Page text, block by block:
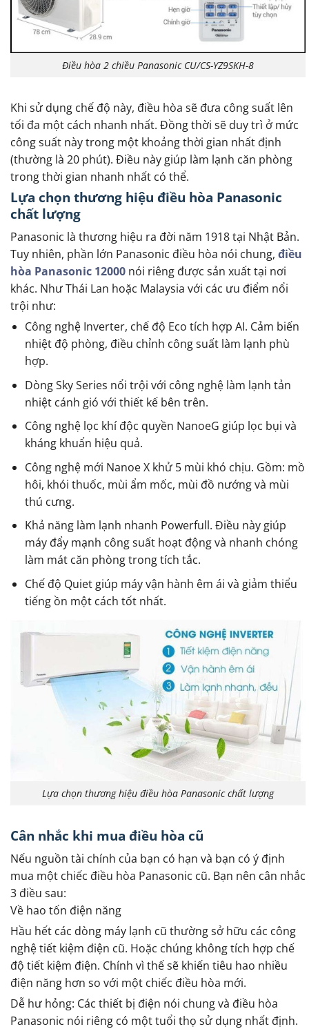
Điều hòa 2 chiều Panasonic CU/CS-YZ9SKH-8
Khi sử dụng chế độ này, điều hòa sẽ đưa công suất lên
tối đa một cách nhanh nhất. Đồng thời sẽ duy trì ở mức
công suất này trong một khoảng thời gian nhất định
(thường là 20 phút). Điều này giúp làm lạnh căn phòng
trong thời gian nhanh nhất có thể.
Lựa chọn thương hiệu điều hòa Panasonic
chất lượng
Panasonic là thương hiệu ra đời năm 1918 tại Nhật Bản.
Tuy nhiên, phần lớn Panasonic điều hòa nói chung, điều
hòa Panasonic 12000 nói riêng được sản xuất tại nơi
khác. Như Thái Lan hoặc Malaysia với các ưu điểm nổi
trội như:
Công nghệ Inverter, chế độ Eco tích hợp AI. Cảm biến
nhiệt độ phòng, điều chỉnh công suất làm lạnh phù
hợp.
Dòng Sky Series nổi trội với công nghệ làm lạnh tản
nhiệt cánh gió với thiết kế bên trên.
Công nghệ lọc khí độc quyền NanoeG giúp lọc bụi và
kháng khuẩn hiệu quả.
Công nghệ mới Nanoe X khử 5 mùi khó chịu. Gồm: mồ
hôi, khói thuốc, mùi ẩm mốc, mùi đồ nướng và mùi
thú cưng.
Khả năng làm lạnh nhanh Powerfull. Điều này giúp
máy đẩy mạnh công suất hoạt động và nhanh chóng
làm mát căn phòng trong tích tắc.
Chế độ Quiet giúp máy vận hành êm ái và giảm thiểu
tiếng ồn một cách tốt nhất.
Lựa chọn thương hiệu điều hòa Panasonic chất lượng
Cân nhắc khi mua điều hòa cũ
Nếu nguồn tài chính của bạn có hạn và bạn có ý định
mua một chiếc điều hòa Panasonic cũ. Bạn nên cân nhắc
3 điều sau:
Về hao tốn điện năng
Hầu hết các dòng máy lạnh cũ thường sở hữu các công
nghệ tiết kiệm điện cũ. Hoặc chúng không tích hợp chế
độ tiết kiệm điện. Chính vì thế sẽ khiến tiêu hao nhiều
điện năng hơn so với một chiếc điều hòa mới.
Dễ hư hỏng: Các thiết bị điện nói chung và điều hòa
Panasonic nói riêng có một tuổi thọ sử dụng nhất định.